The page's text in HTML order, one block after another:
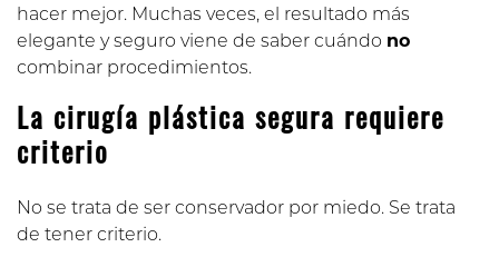
hacer mejor. Muchas veces, el resultado más
elegante y seguro viene de saber cuándo no
combinar procedimientos.
La cirugía plástica segura requiere
criterio
No se trata de ser conservador por miedo. Se trata
de tener criterio.